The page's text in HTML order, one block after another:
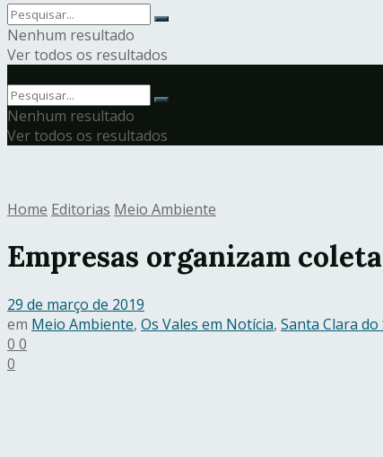
Nenhum resultado
Ver todos os resultados
Nenhum resultado
Ver todos os resultados
Home Editorias Meio Ambiente
Empresas organizam
29 de março de 2019
em Meio Ambiente, Os Vales em Notícia, Santa Clara do
0 0
0